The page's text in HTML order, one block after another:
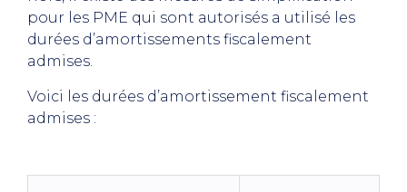
pour les PME qui sont autorisés a utilisé les
durées d’amortissements fiscalement
admises.
Voici les durées d’amortissement fiscalement
admises :